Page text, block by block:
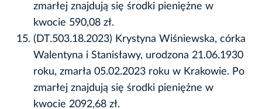
zmarłej znajdują się środki pieniężne w
kwocie 590,08 zł.
(DT.503.18.2023) Krystyna Wiśniewska, córka
Walentyna i Stanisławy, urodzona 21.06.1930
roku, zmarła 05.02.2023 roku w Krakowie. Po
zmarłej znajdują się środki pieniężne w
kwocie 2092,68 zł.